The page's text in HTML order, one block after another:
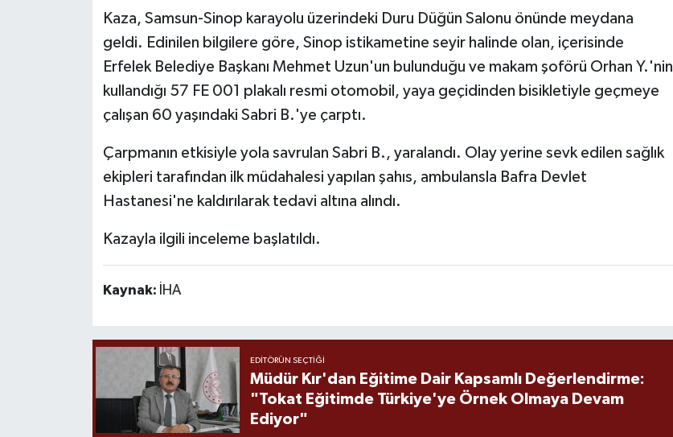
Kaza, Samsun-Sinop karayolu üzerindeki Duru Düğün Salonu önünde meydana
geldi. Edinilen bilgilere göre, Sinop istikametine seyir halinde olan, içerisinde
Erfelek Belediye Başkanı Mehmet Uzun'un bulunduğu ve makam şoförü Orhan Y.'nin
kullandığı 57 FE 001 plakalı resmi otomobil, yaya geçidinden bisikletiyle geçmeye
çalışan 60 yaşındaki Sabri B.'ye çarptı.
Çarpmanın etkisiyle yola savrulan Sabri B., yaralandı. Olay yerine sevk edilen sağlık
ekipleri tarafından ilk müdahalesi yapılan şahıs, ambulansla Bafra Devlet
Hastanesi'ne kaldırılarak tedavi altına alındı.
Kazayla ilgili inceleme başlatıldı.
Kaynak: İHA
EDITÖRÜN SEÇTIĞI
Müdür Kır'dan Eğitime Dair Kapsamlı Değerlendirme:
"Tokat Eğitimde Türkiye'ye Örnek Olmaya Devam
Ediyor"